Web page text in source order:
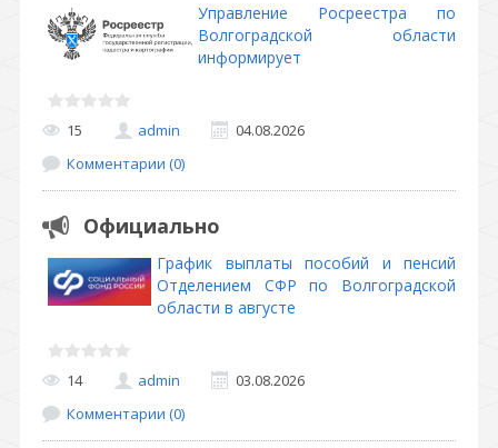
Управление Росреестра по
Волгоградской области
информирует
15 admin
04.08.2026
Комментарии (0)
Официально
График выплаты пособий и пенсий
Отделением СФР по Волгоградской
области в августе
14 admin
03.08.2026
Комментарии (0)